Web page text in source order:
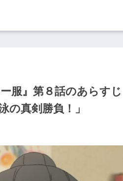
服』第８話のあらす
の真剣勝負！」